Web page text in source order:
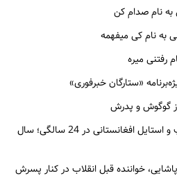
به نام صدام کن
به نام کی میفهمه
رفتنی میره
«ستارگان خبرفوری»
گوگوش و پدرش
سفر به گذشته؛ گوگوش با تیپ و استایل افغانستانی در 24 سالگی؛ سال
خواننده قبل انقلاب در کنار پسرش